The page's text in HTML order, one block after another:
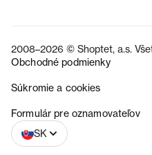
2008–2026 © Shoptet, a.s.
Obchodné podmienky
Súkromie a cookies
Formulár pre oznamovateľov
SK